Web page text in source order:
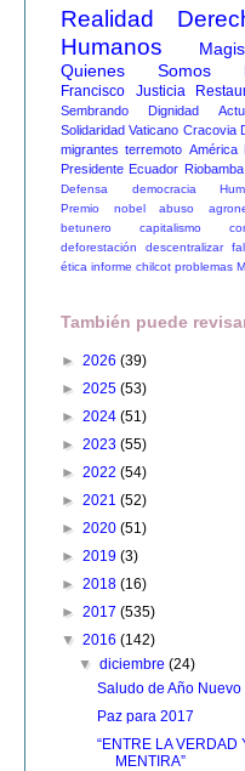
Realidad
Humanos
Quienes Somos
Francisco
Justicia
Sembrando Dignidad
Solidaridad Vaticano Cracovia
migrantes terremoto América
Presidente Ecuador Riobamba
Defensa democracia
Premio nobel
abuso
betunero
capitalismo
deforestación
descentralizar
ética informe chilcot problemas
También puede
► 2026 (39)
► 2025 (53)
► 2024 (51)
► 2023 (55)
► 2022 (54)
► 2021 (52)
► 2020 (51)
► 2019 (3)
► 2018 (16)
► 2017 (535)
▼ 2016 (142)
▼diciembre(24)
Saludo de Año Nuevo
Paz para 2017
“ENTRE LA VERDAD
MENTIRA”